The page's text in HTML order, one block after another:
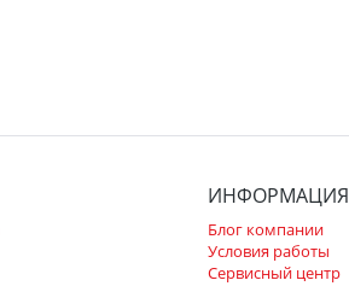
ИНФОРМАЦИЯ
Блог компании
Условия работы
Сервисный центр